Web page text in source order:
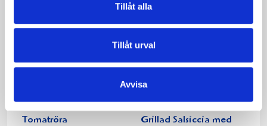
Tillåt alla
Tillåt urval
Avvisa
Tomatröra
Grillad Salsiccia med